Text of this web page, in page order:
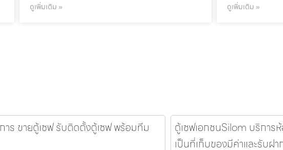
ดูเพิ่มเติม » ดูเพิ่มเติม »
ร ขายตู้เซฟ รับติดตั้งตู้เซฟ พร้อมทีม
ตู้เซฟเอกชนSilom บริการ
เป็นที่เก็บของมีค่าและรับฝ